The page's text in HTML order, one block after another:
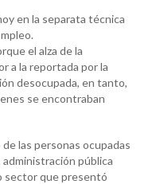
en la separata técnica
el alza de la
a la reportada por la
desocupada, en tanto,
se encontraban
las personas ocupadas
pública
sector que presentó